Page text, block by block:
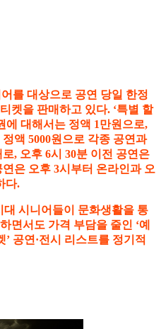
를 대상으로 공연 당일 한정
켓을 판매하고 있다. ‘특별 할
에 대해서는 정액 1만원으로,
액 5000원으로 각종 공연과
, 오후 6시 30분 이전 공연은
은 오후 3시부터 온라인과 오
다.
대 시니어들이 문화생활을 통
면서도 가격 부담을 줄인 ‘예
공연·전시 리스트를 정기적